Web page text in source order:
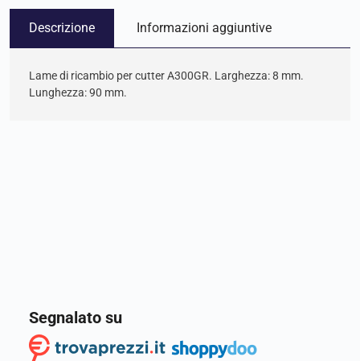
Descrizione Informazioni aggiuntive
Lame di ricambio per cutter A300GR. Larghezza: 8 mm.
Lunghezza: 90 mm.
Segnalato su